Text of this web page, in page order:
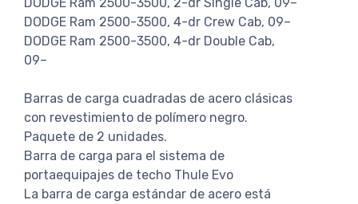
DODGE Ram 2500-3500, 4-dr Crew Cab, 09–
DODGE Ram 2500-3500, 4-dr Double Cab,
09–
Barras de carga cuadradas de acero clásicas
con revestimiento de polímero negro.
Paquete de 2 unidades.
Barra de carga para el sistema de
portaequipajes de techo Thule Evo
La barra de carga estándar de acero está